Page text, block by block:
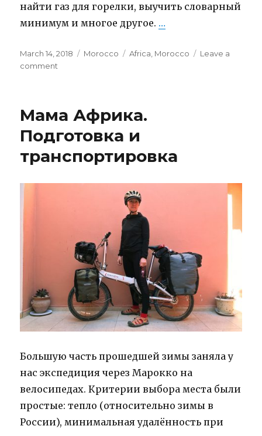
найти газ для горелки, выучить словарный
минимум и многое другое. …
Posted
on
March 14, 2018 Categories
Morocco Tags
Africa, Morocco
Leave a
comment
впечатления
Мама Африка.
Подготовка и
транспортировка
Большую часть прошедшей зимы заняла у
нас экспедиция через Марокко на
велосипедах. Критерии выбора места были
простые: тепло (относительно зимы в
России), минимальная удалённость при